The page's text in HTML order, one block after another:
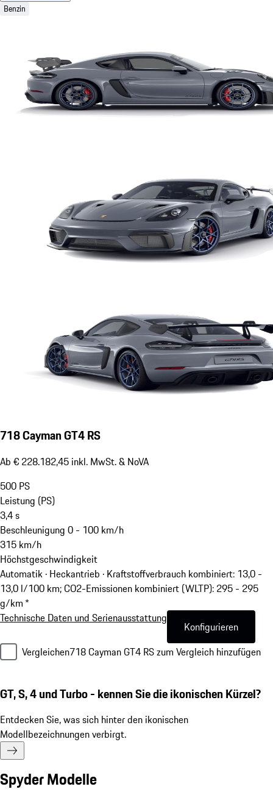
Benzin
718 Cayman GT4 RS
Ab € 228.182,45 inkl. MwSt. & NoVA
500 PS
Leistung (PS)
3,4s
Beschleunigung 0 - 100 km/h
315 km/h
Höchstgeschwindigkeit
Automatik · Heckantrieb · Kraftstoffverbrauch kombiniert: 13,0 -
13,0 l/100 km; CO2-Emissionen kombiniert (WLTP): 295 - 295
g/km *
Technische Daten und Serienausstattung
Konfigurieren
Vergleichen718 Cayman GT4 RS zum Vergleich hinzufügen
GT, S, 4 und Turbo - kennen Sie die ikonischen Kürzel?
Entdecken Sie, was sich hinter den ikonischen
Modellbezeichnungen verbirgt.
Spyder Modelle